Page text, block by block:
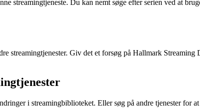
streamingtjeneste. Du kan nemt søge efter serien ved at
Giv det et forsøg på Hallmark
i streamingbiblioteket. Eller søg på andre tjenester for at